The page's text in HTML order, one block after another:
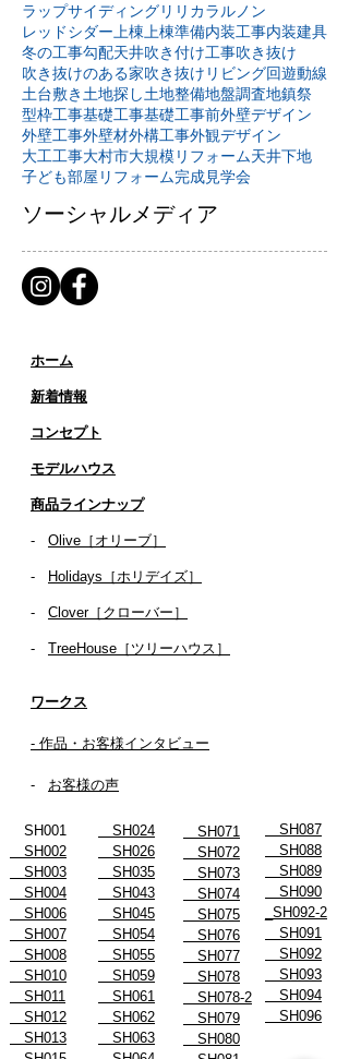
ラップサイディングリリカラ ルノン
レッドシダー 上棟 上棟準備内装工事内装建具
冬の工事勾配天井吹き付け工事吹き抜け
吹き抜けのある家吹き抜けリビング回遊動線
土台敷き 土地探し土地整備地盤調査地鎮祭
型枠工事基礎工事基礎工事前外壁デザイン
外壁工事外壁材外構工事外観デザイン
大工工事大村市大規模リフォーム天井下地
子ども部屋リフォーム完成見学会
ソーシャルメディア
ホーム
新着情報
コンセプト
​​モデルハウス
商品ラインナップ
- Olive［オリーブ］
- Holidays［ホリデイズ］
- ​ Clover［クローバー］
- TreeHouse［ツリーハウス］
ワークス
- 作品・お客様インタビュー
- お客様の声
SH001
SH002
SH003
SH004
SH006
SH007
SH008
SH010
SH011
SH012
SH013
SH024
SH026
SH035
SH043
SH045
SH054
SH055
SH059
SH061
SH062
SH063
SH071
SH072
SH073
SH074
SH075
SH076
SH077
SH078
SH078-2
SH079
SH080
SH087
SH088
SH089
SH090
_SH092-2
SH091
SH092
SH093
SH094
SH096